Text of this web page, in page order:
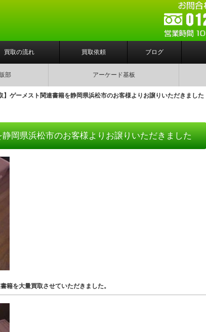
買取の流れ 買取依頼 ブログ
部 アーケード基板
】ゲーメスト関連書籍を静岡県浜松市のお客様よりお譲りいただきました
岡県浜松市のお客様よりお譲りいただきました
籍を大量買取させていただきました。